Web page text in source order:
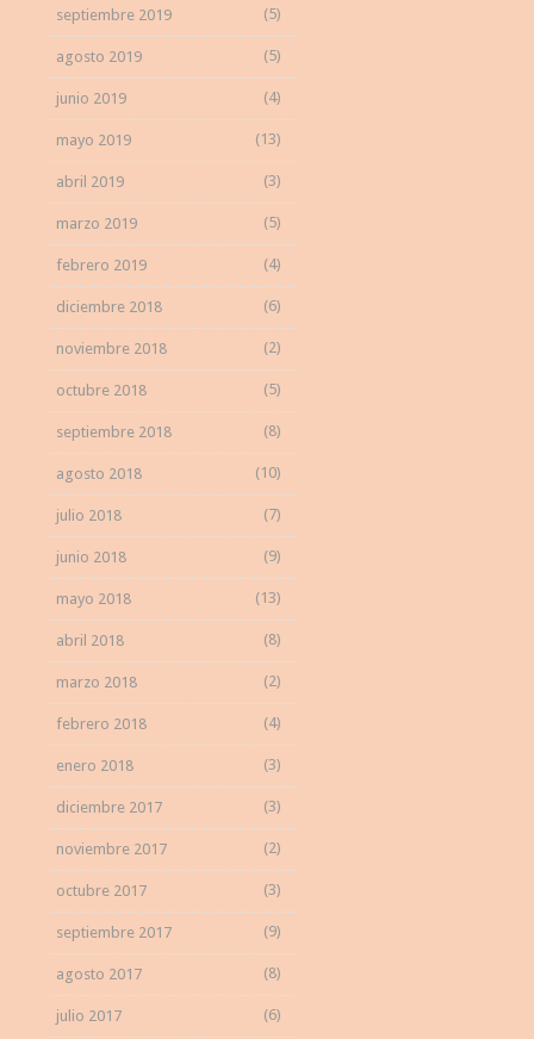
septiembre 2019 (5)
agosto 2019 (5)
junio 2019 (4)
mayo 2019 (13)
abril 2019 (3)
marzo 2019 (5)
febrero 2019 (4)
diciembre 2018 (6)
noviembre 2018 (2)
octubre 2018 (5)
septiembre 2018 (8)
agosto 2018 (10)
julio 2018 (7)
junio 2018 (9)
mayo 2018 (13)
abril 2018 (8)
marzo 2018 (2)
febrero 2018 (4)
enero 2018 (3)
diciembre 2017 (3)
noviembre 2017 (2)
octubre 2017 (3)
septiembre 2017 (9)
agosto 2017 (8)
julio 2017 (6)